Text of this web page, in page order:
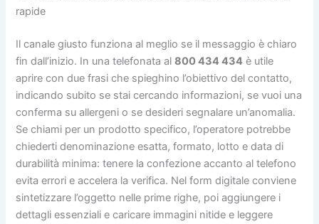
rapide
Il canale giusto funziona al meglio se il messaggio è chiaro
fin dall’inizio. In una telefonata al800 434 434 è utile
aprire con due frasi che spieghino l’obiettivo del contatto,
indicando subito se stai cercando informazioni, se vuoi una
conferma su allergeni o se desideri segnalare un’anomalia.
Se chiami per un prodotto specifico, l’operatore potrebbe
chiederti denominazione esatta, formato, lotto e data di
durabilità minima: tenere la confezione accanto al telefono
evita errori e accelera la verifica. Nel form digitale conviene
sintetizzare l’oggetto nelle prime righe, poi aggiungere i
dettagli essenziali e caricare immagini nitide e leggere